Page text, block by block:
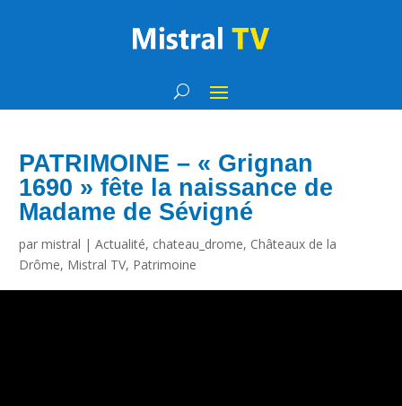
PATRIMOINE – « Grignan
1690 » fête la naissance de
Madame de Sévigné
par mistral | Actualité, chateau_drome, Châteaux de la
Drôme, Mistral TV, Patrimoine